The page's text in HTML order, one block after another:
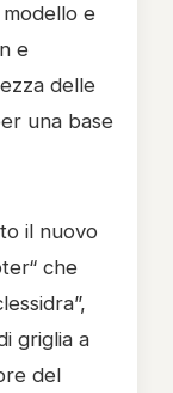
e
e
delle
una base
il nuovo
che
griglia a
del